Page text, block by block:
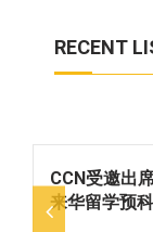
RECENT
CCN受邀出
来华留学预